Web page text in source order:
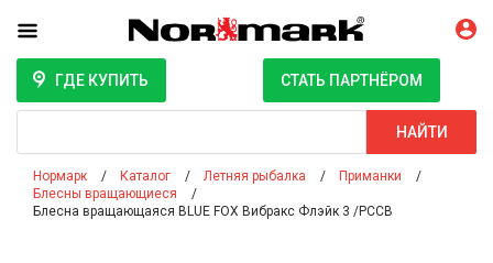
ГДЕ КУПИТЬ СТАТЬ ПАРТНЁРОМ
НАЙТИ
Нормарк Каталог Летняя рыбалка
Приманки
Блесны вращающиеся
Блесна вращающаяся BLUE FOX Вибракс Флэйк 3 /PCCB